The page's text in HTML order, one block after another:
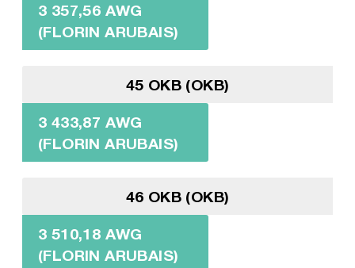
3 357,56 AWG
(FLORIN ARUBAIS)
45 OKB (OKB)
3 433,87 AWG
(FLORIN ARUBAIS)
46 OKB (OKB)
3 510,18 AWG
(FLORIN ARUBAIS)